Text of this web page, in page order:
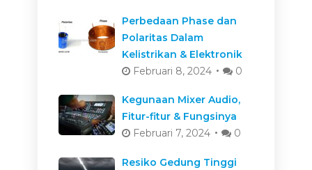
Perbedaan Phase dan
Polaritas Dalam
Kelistrikan & Elektronik
Februari 8, 2024
0
Kegunaan Mixer Audio,
Fitur-fitur & Fungsinya
Februari 7, 2024
0
Resiko Gedung Tinggi